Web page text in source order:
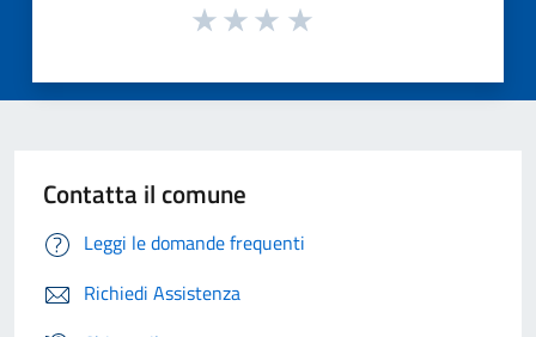
Contatta il comune
Leggi le domande frequenti
Richiedi Assistenza